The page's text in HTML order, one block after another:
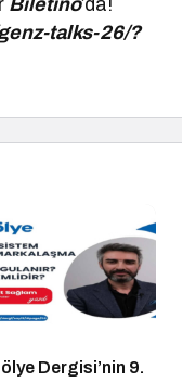
Biletino’da!
talks-26/?
Dergisi’nin 9.